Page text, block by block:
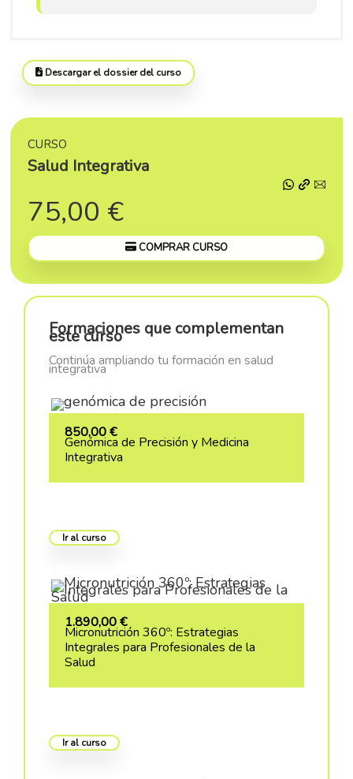
Descargar el dossier del curso
CURSO
Salud Integrativa
75,00 €
COMPRAR CURSO
Formaciones que complementan
este curso
Continúa ampliando tu formación en salud
integrativa
850,00€
Genómica de Precisión y Medicina
Integrativa
Ir al curso
1.890,00€
Micronutrición 360º: Estrategias
Integrales para Profesionales de la
Salud
Ir al curso